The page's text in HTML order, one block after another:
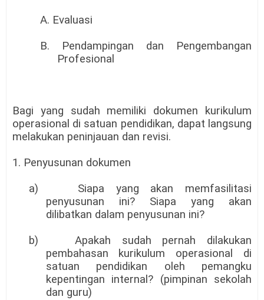
A. Evaluasi
B. Pendampingan dan Pengembangan
Profesional
Bagi yang sudah memiliki dokumen kurikulum
operasional di satuan pendidikan, dapat langsung
melakukan peninjauan dan revisi.
1. Penyusunan dokumen
a)
Siapa yang akan memfasilitasi
penyusunan ini? Siapa yang akan
dilibatkan dalam penyusunan ini?
b)
Apakah sudah pernah dilakukan
pembahasan kurikulum operasional di
satuan pendidikan oleh pemangku
kepentingan internal? (pimpinan sekolah
dan guru)